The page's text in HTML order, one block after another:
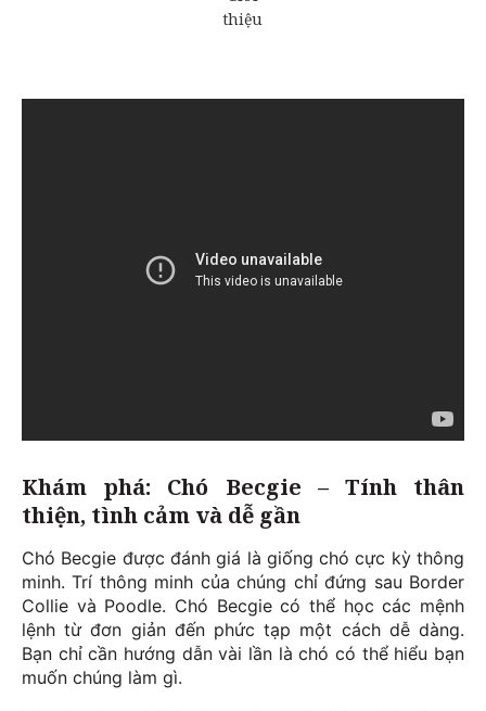
Khám phá: Chó Becgie – Tính thân
thiện, tình cảm và dễ gần
Chó Becgie được đánh giá là giống chó cực kỳ thông
minh. Trí thông minh của chúng chỉ đứng sau Border
Collie và Poodle. Chó Becgie có thể học các mệnh
lệnh từ đơn giản đến phức tạp một cách dễ dàng.
Bạn chỉ cần hướng dẫn vài lần là chó có thể hiểu bạn
muốn chúng làm gì.